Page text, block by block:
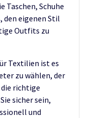
Taschen, Schuhe
den eigenen Stil
Outfits zu
Textilien ist es
zu wählen, der
richtige
sicher sein,
und